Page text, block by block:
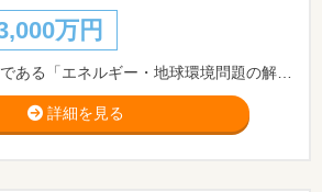
万円
詳細を見る